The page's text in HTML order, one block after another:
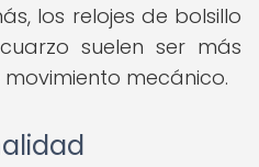
los relojes de bolsillo
suelen ser más
mecánico.